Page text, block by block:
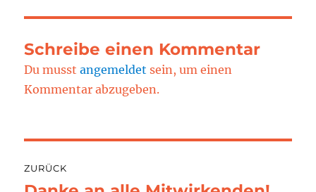
Schreibe einen Kommentar
Du musstangemeldet sein, um einen
Kommentar abzugeben.
ZURÜCK